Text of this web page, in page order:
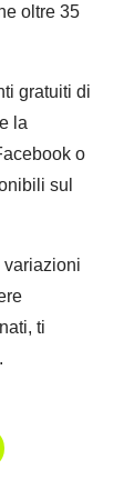
oltre 35
gratuiti di
la
o
sul
variazioni
ti
.